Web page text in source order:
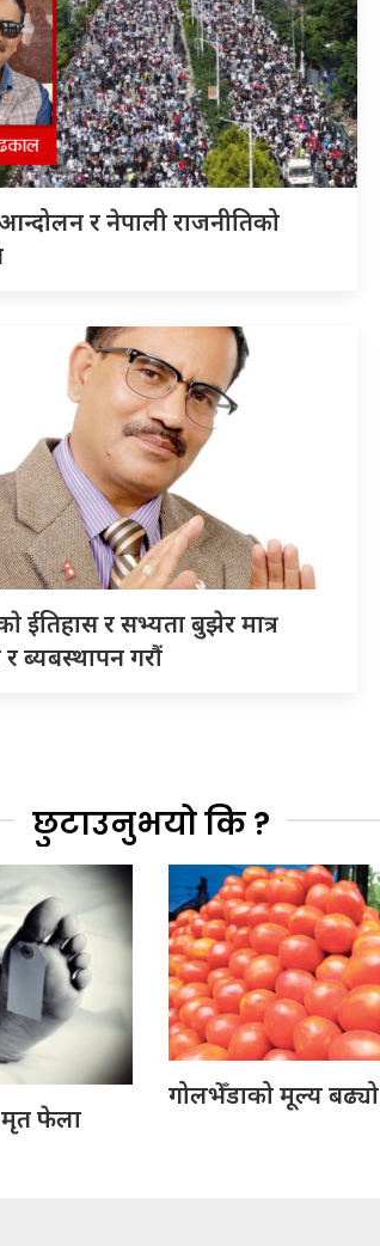
र नेपाली राजनीतिको
ईतिहास र सभ्यता बुझेर मात्र
र ब्यबस्थापन गराैं
छुटाउनुभयो कि ?
मृत फेला
गोलभेँडाको मूल्य बढ्यो